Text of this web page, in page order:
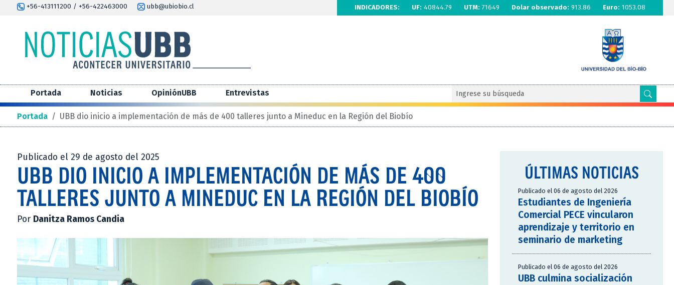
+56-413111200 / +56-422463000 ubb@ubiobio.cl INDICADORES: UF: 40844.79 UTM: 71649 Dolar observado: 913.86 Euro: 1053.08
Portada Noticias OpiniónUBB Entrevistas
Portada / UBB dio inicio a implementación de más de 400 talleres junto a Mineduc en la Región del Biobío
Publicado el 29 de agosto del 2025
UBB DIO INICIO A IMPLEMENTACIÓN DE MÁS DE 400
TALLERES JUNTO A MINEDUC EN LA REGIÓN DEL BIOBÍO
Por Danitza Ramos Candia
ÚLTIMAS NOTICIAS
Publicado el 06 de agosto del 2026
Estudiantes de Ingeniería
Comercial PECE vincularon
aprendizaje y territorio en
seminario de marketing
Publicado el 06 de agosto del 2026
UBB culmina socialización